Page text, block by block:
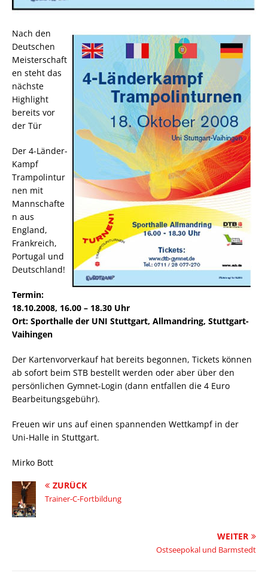
Nach den
Deutschen
Meisterschaft
en steht das
nächste
Highlight
bereits vor
der Tür
Der 4-Länder-
Kampf
Trampolintur
nen mit
Mannschafte
n aus
England,
Frankreich,
Portugal und
Deutschland!
Termin:
18.10.2008, 16.00 – 18.30 Uhr
Ort: Sporthalle der UNI Stuttgart, Allmandring, Stuttgart-
Vaihingen
Der Kartenvorverkauf hat bereits begonnen, Tickets können
ab sofort beim STB bestellt werden oder aber über den
persönlichen Gymnet-Login (dann entfallen die 4 Euro
Bearbeitungsgebühr).
Freuen wir uns auf einen spannenden Wettkampf in der
Uni-Halle in Stuttgart.
Mirko Bott
ZURÜCK
Trainer-C-Fortbildung
WEITER
Ostseepokal und Barmstedt